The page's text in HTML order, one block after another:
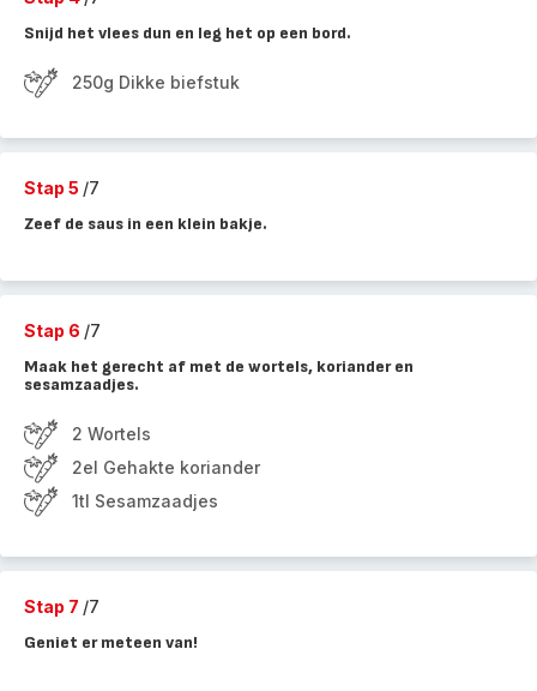
Snijd het vlees dun en leg het op een bord.
250g Dikke biefstuk
Stap 5 /7
Zeef de saus in een klein bakje.
Stap 6 /7
Maak het gerecht af met de wortels, koriander en
sesamzaadjes.
2 Wortels
2el Gehakte koriander
1tl Sesamzaadjes
Stap 7 /7
Geniet er meteen van!